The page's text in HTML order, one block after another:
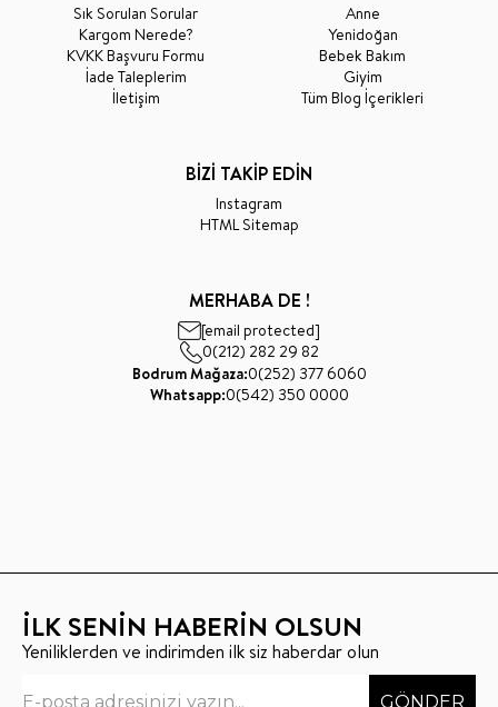
Sık Sorulan Sorular
Kargom Nerede?
KVKK Başvuru Formu
İade Taleplerim
İletişim
Anne
Yenidoğan
Bebek Bakım
Giyim
Tüm Blog İçerikleri
BİZİ TAKİP EDİN
Instagram
HTML Sitemap
MERHABA DE !
[email protected]
0(212) 282 29 82
Bodrum Mağaza:0(252) 377 6060
Whatsapp:0(542) 350 0000
İLK SENİN HABERİN OLSUN
Yeniliklerden ve indirimden ilk siz haberdar olun
GÖNDER